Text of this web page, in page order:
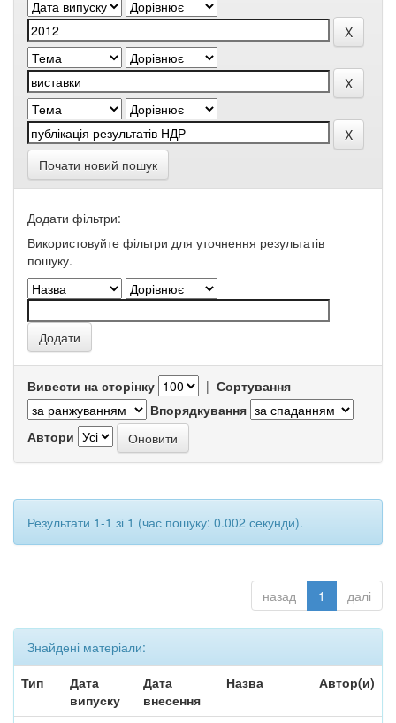
Почати новий пошук
Додати фільтри:
Використовуйте фільтри для уточнення результатів
пошуку.
Вивести на сторінку | Сортування
Впорядкування
Автори
Результати 1-1 зі 1 (час пошуку: 0.002 секунди).
назад 1 далі
Знайдені матеріали:
Тип
Дата
випуску
Дата
внесення
Назва Автор(и)